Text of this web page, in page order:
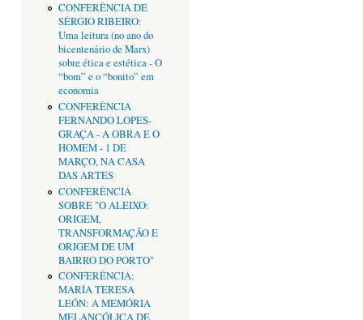
CONFERÊNCIA DE
SÉRGIO RIBEIRO:
Uma leitura (no ano do
bicentenário de Marx)
sobre ética e estética - O
“bom” e o “bonito” em
economia
CONFERÊNCIA
FERNANDO LOPES-
GRAÇA - A OBRA E O
HOMEM - 1 DE
MARÇO, NA CASA
DAS ARTES
CONFERÊNCIA
SOBRE "O ALEIXO:
ORIGEM,
TRANSFORMAÇÃO E
ORIGEM DE UM
BAIRRO DO PORTO"
CONFERÊNCIA:
MARÍA TERESA
LEÓN: A MEMÓRIA
MELANCÓLICA DE